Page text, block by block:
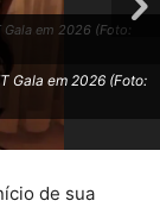
em 2026 (Foto:
Gala em 2026 (Foto:
de sua